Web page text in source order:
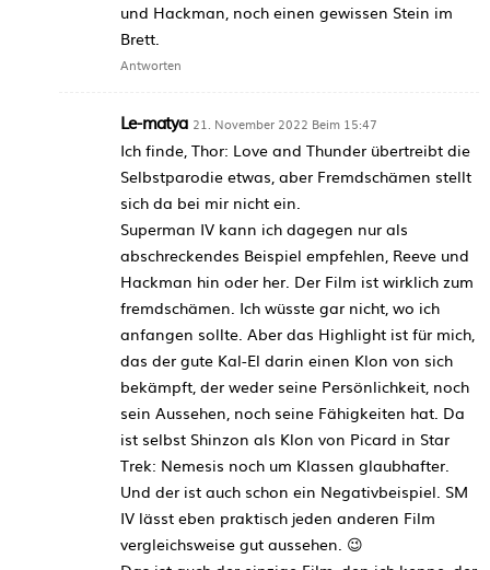
und Hackman, noch einen gewissen Stein im
Brett.
Antworten
Le-matya 21. November 2022 Beim 15:47
Ich finde, Thor: Love and Thunder übertreibt die
Selbstparodie etwas, aber Fremdschämen stellt
sich da bei mir nicht ein.
Superman IV kann ich dagegen nur als
abschreckendes Beispiel empfehlen, Reeve und
Hackman hin oder her. Der Film ist wirklich zum
fremdschämen. Ich wüsste gar nicht, wo ich
anfangen sollte. Aber das Highlight ist für mich,
das der gute Kal-El darin einen Klon von sich
bekämpft, der weder seine Persönlichkeit, noch
sein Aussehen, noch seine Fähigkeiten hat. Da
ist selbst Shinzon als Klon von Picard in Star
Trek: Nemesis noch um Klassen glaubhafter.
Und der ist auch schon ein Negativbeispiel. SM
IV lässt eben praktisch jeden anderen Film
vergleichsweise gut aussehen. 😉